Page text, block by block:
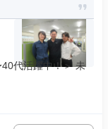
代活躍中！＞ 未